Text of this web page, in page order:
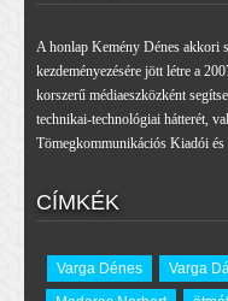
A honlap Kemény Dénes akkori
kezdeményezésére jött létre a
korszerű médiaeszközként
technikai-technológiai hátterét,
Tömegkommunikációs Kiadói és
CÍMKÉK
Varga Dénes Varga